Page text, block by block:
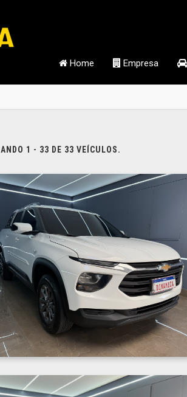
Home Empresa
1 - 33 DE 33 VEÍCULOS.